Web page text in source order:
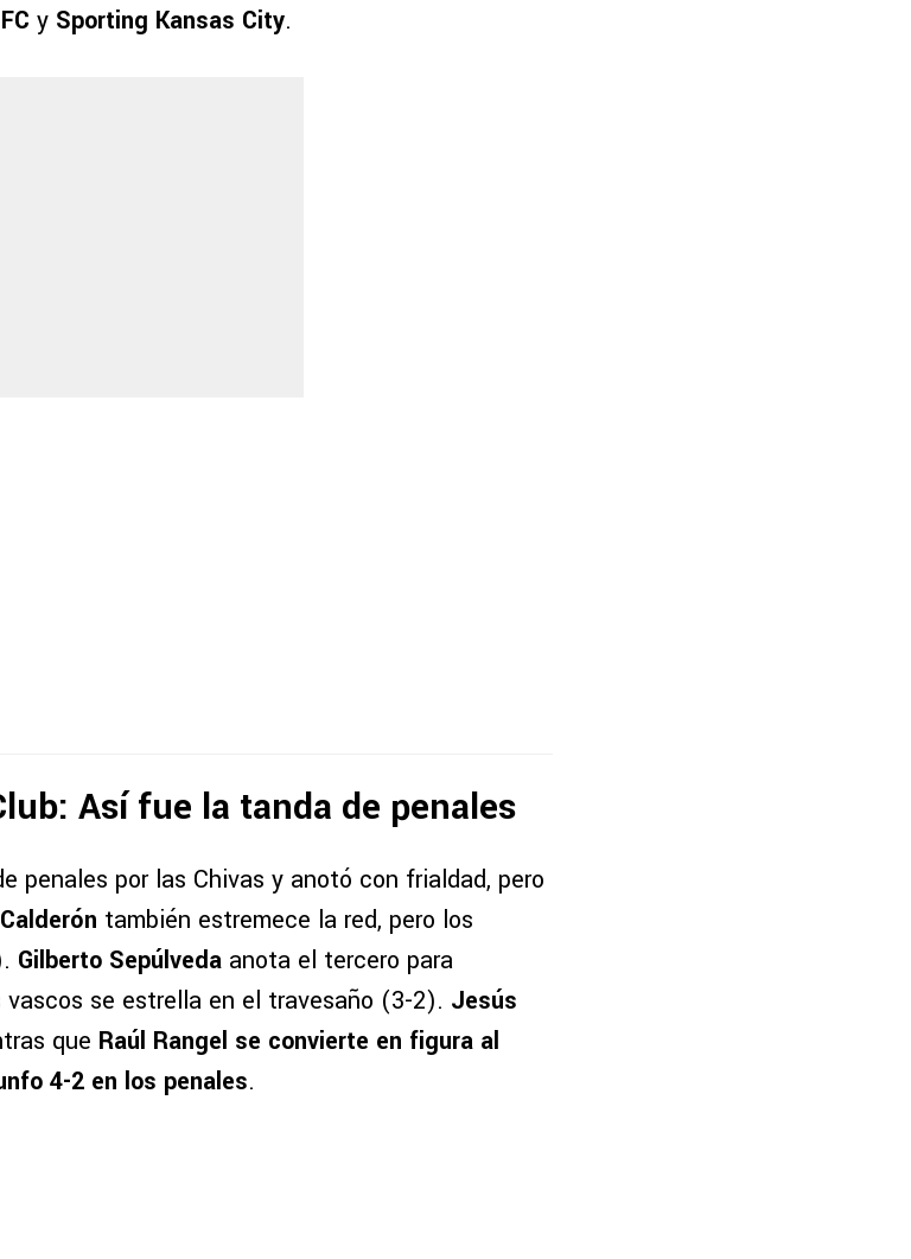
y Sporting Kansas City.
Así fue la tanda de penales
penales por las Chivas y anotó con frialdad, pero
también estremece la red, pero los
Gilberto Sepúlveda anota el tercero para
vascos se estrella en el travesaño (3-2). Jesús
que Raúl Rangel se convierte en figura al
4-2 en los penales.